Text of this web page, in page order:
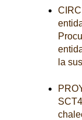
la